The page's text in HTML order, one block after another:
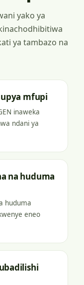
yako ya
ya tambazo na
mfupi
inaweka
ndani ya
na huduma
huduma
eneo